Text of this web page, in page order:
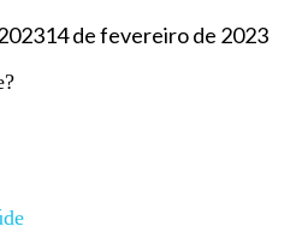
14 de fevereiro de 2023